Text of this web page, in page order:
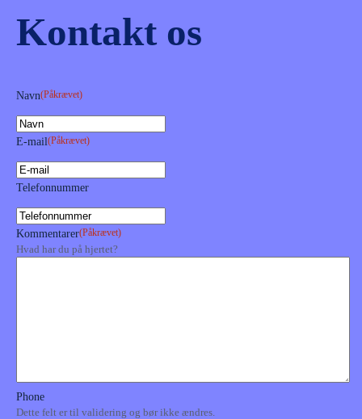
Kontakt os
Navn(Påkrævet)
E-mail(Påkrævet)
Telefonnummer
Kommentarer(Påkrævet)
Hvad har du på hjertet?
Phone
Dette felt er til validering og bør ikke ændres.